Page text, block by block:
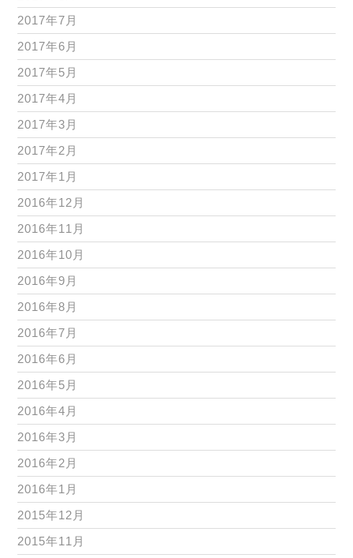
2017年7月
2017年6月
2017年5月
2017年4月
2017年3月
2017年2月
2017年1月
2016年12月
2016年11月
2016年10月
2016年9月
2016年8月
2016年7月
2016年6月
2016年5月
2016年4月
2016年3月
2016年2月
2016年1月
2015年12月
2015年11月